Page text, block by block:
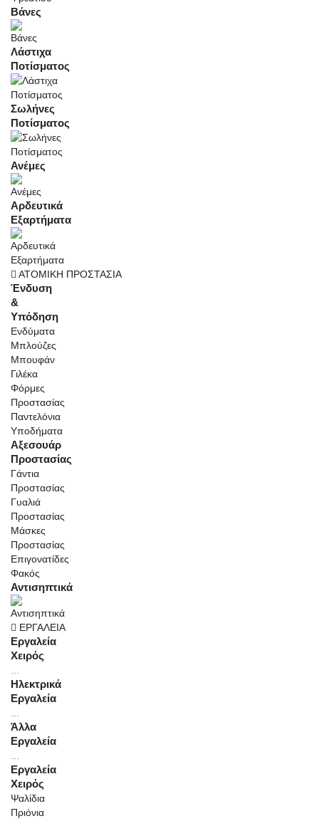
Βάνες
Λάστιχα
Ποτίσματος
Σωλήνες
Ποτίσματος
Ανέμες
Αρδευτικά
Εξαρτήματα
ΑΤΟΜΙΚΗ ΠΡΟΣΤΑΣΙΑ
Ένδυση
&
Υπόδηση
Ενδύματα
Μπλούζες
Μπουφάν
Γιλέκα
Φόρμες
Προστασίας
Παντελόνια
Υποδήματα
Αξεσουάρ
Προστασίας
Γάντια
Προστασίας
Γυαλιά
Προστασίας
Μάσκες
Προστασίας
Επιγονατίδες
Φακός
Αντισηπτικά
ΕΡΓΑΛΕΙΑ
Εργαλεία
Χειρός
Ηλεκτρικά
Εργαλεία
Άλλα
Εργαλεία
Εργαλεία
Χειρός
Ψαλίδια
Πριόνια